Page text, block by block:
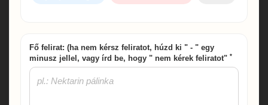
Fő felirat: (ha nem kérsz feliratot, húzd ki " - " egy
minusz jellel, vagy írd be, hogy " nem kérek feliratot" *